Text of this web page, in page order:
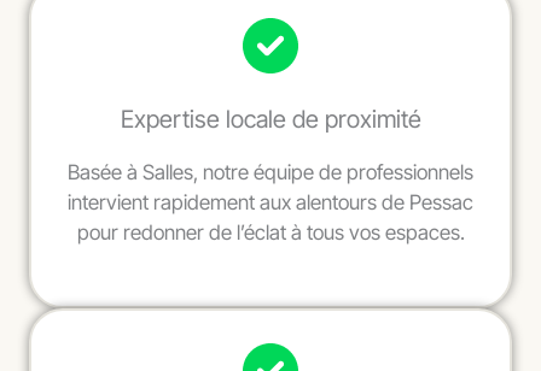
Expertise locale de proximité
Basée à Salles, notre équipe de professionnels
intervient rapidement aux alentours de Pessac
pour redonner de l’éclat à tous vos espaces.